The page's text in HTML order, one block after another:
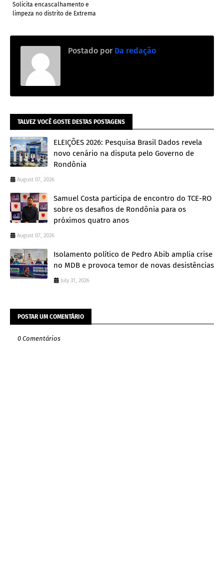
Solicita encascalhamento e
limpeza no distrito de Extrema
Postado por Da redação
TALVEZ VOCÊ GOSTE DESTAS POSTAGENS
ELEIÇÕES 2026: Pesquisa Brasil Dados revela
novo cenário na disputa pelo Governo de
Rondônia
August 07, 2026
Samuel Costa participa de encontro do TCE-RO
sobre os desafios de Rondônia para os
próximos quatro anos
August 07, 2026
Isolamento político de Pedro Abib amplia crise
no MDB e provoca temor de novas desistências
July 31, 2026
POSTAR UM COMENTÁRIO
0 Comentários